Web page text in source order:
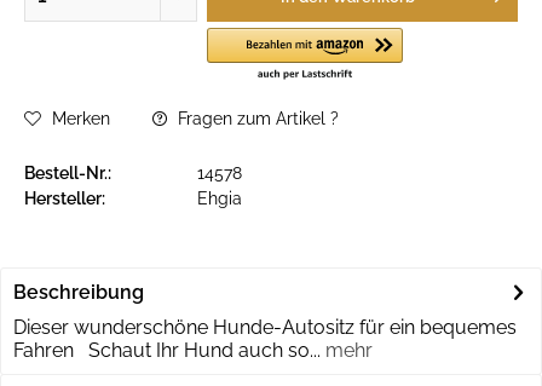
Merken Fragen zum Artikel ?
Bestell-Nr.:
14578
Hersteller:
Ehgia
Beschreibung
Dieser wunderschöne Hunde-Autositz für ein bequemes
Fahren Schaut Ihr Hund auch so... mehr